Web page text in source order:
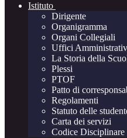
Istituto
Dirigente
Organigramma
Organi Collegiali
Uffici
La Storia della
Plessi
PTOF
Patto di
Regolamenti
Statuto delle
Carta dei servizi
Codice Disciplinare